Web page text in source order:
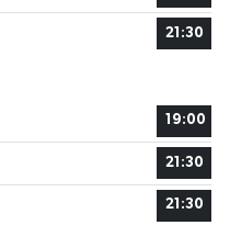
21:30
19:00
21:30
21:30